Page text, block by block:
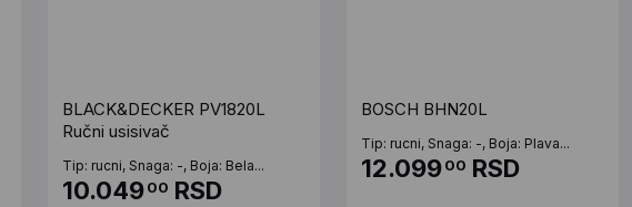
BLACK&DECKER PV1820L
Ručni usisivač
Tip: rucni, Snaga: -, Boja: Bela...
10.04900 RSD
BOSCH BHN20L
Tip: rucni, Snaga: -, Boja: Plava...
12.09900 RSD